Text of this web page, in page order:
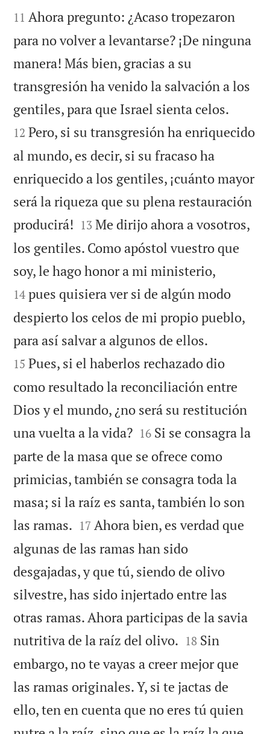


11 Ahora pregunto: ¿Acaso tropezaron
para no volver a levantarse? ¡De ninguna
manera! Más bien, gracias a su
transgresión ha venido la salvación a los
gentiles, para que Israel sienta celos.
12 Pero, si su transgresión ha enriquecido
al mundo, es decir, si su fracaso ha
enriquecido a los gentiles, ¡cuánto mayor
será la riqueza que su plena restauración
producirá! 

13 Me dirijo ahora a vosotros,
los gentiles. Como apóstol vuestro que
soy, le hago honor a mi ministerio,
14 pues quisiera ver si de algún modo
despierto los celos de mi propio pueblo,
para así salvar a algunos de ellos.
15 Pues, si el haberlos rechazado dio
como resultado la reconciliación entre
Dios y el mundo, ¿no será su restitución
una vuelta a la vida?
16 Si se consagra la
parte de la masa que se ofrece como
primicias, también se consagra toda la
masa; si la raíz es santa, también lo son
las ramas. 

17 Ahora bien, es verdad que
algunas de las ramas han sido
desgajadas, y que tú, siendo de olivo
silvestre, has sido injertado entre las
otras ramas. Ahora participas de la savia
nutritiva de la raíz del olivo. 

18 Sin
embargo, no te vayas a creer mejor que
las ramas originales. Y, si te jactas de
ello, ten en cuenta que no eres tú quien